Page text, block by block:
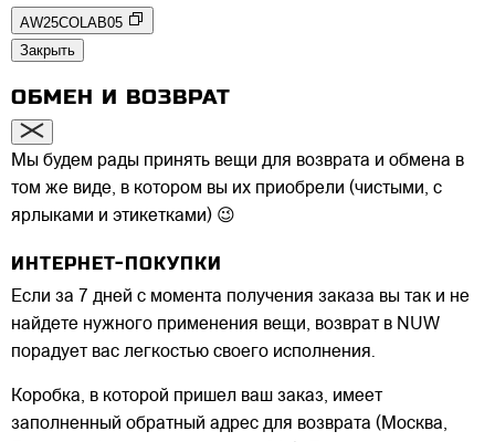
AW25COLAB05
Закрыть
ОБМЕН И ВОЗВРАТ
Мы будем рады принять вещи для возврата и обмена в
том же виде, в котором вы их приобрели (чистыми, с
ярлыками и этикетками) 😉
ИНТЕРНЕТ-ПОКУПКИ
Если за 7 дней с момента получения заказа вы так и не
найдете нужного применения вещи, возврат в NUW
порадует вас легкостью своего исполнения.
Коробка, в которой пришел ваш заказ, имеет
заполненный обратный адрес для возврата (Москва,